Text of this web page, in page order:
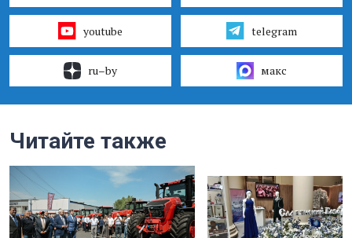
youtube telegram
ru–by макс
Читайте также